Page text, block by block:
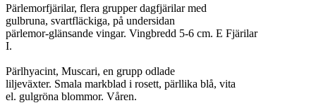
Pärlemorfjärilar, flera grupper dagfjärilar med
gulbruna, svartfläckiga, på undersidan
pärlemor-glänsande vingar. Vingbredd 5-6 cm. E Fjärilar
I.
Pärlhyacint, Muscari, en grupp odlade
liljeväxter. Smala markblad i rosett, pärllika blå, vita
el. gulgröna blommor. Våren.